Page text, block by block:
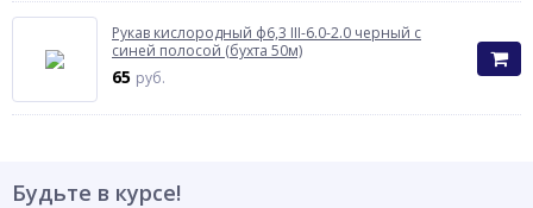
Рукав кислородный ф6,3 III-6.0-2.0 черный с
синей полосой (бухта 50м)
65 руб.
Будьте в курсе!